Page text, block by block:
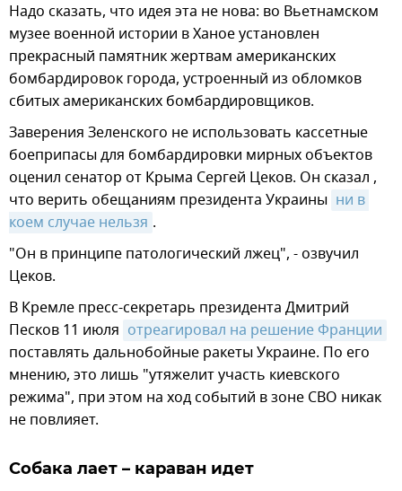
Надо сказать, что идея эта не нова: во Вьетнамском
музее военной истории в Ханое установлен
прекрасный памятник жертвам американских
бомбардировок города, устроенный из обломков
сбитых американских бомбардировщиков.
Заверения Зеленского не использовать кассетные
боеприпасы для бомбардировки мирных объектов
оценил сенатор от Крыма Сергей Цеков. Он сказал ,
что верить обещаниям президента Украины ни в
коем случае нельзя .
"Он в принципе патологический лжец", - озвучил
Цеков.
В Кремле пресс-секретарь президента Дмитрий
Песков 11 июля отреагировал на решение Франции
поставлять дальнобойные ракеты Украине. По его
мнению, это лишь "утяжелит участь киевского
режима", при этом на ход событий в зоне СВО никак
не повлияет.
Собака лает – караван идет